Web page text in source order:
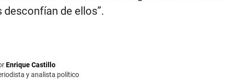
desconfían de ellos”.
Enrique Castillo
y analista político